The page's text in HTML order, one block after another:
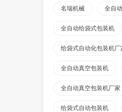
名瑞机械 全自
全自动给袋式包装机
给袋式自动化包装机厂
全自动真空包装机
全自动真空包装机厂家
给袋式自动包装机